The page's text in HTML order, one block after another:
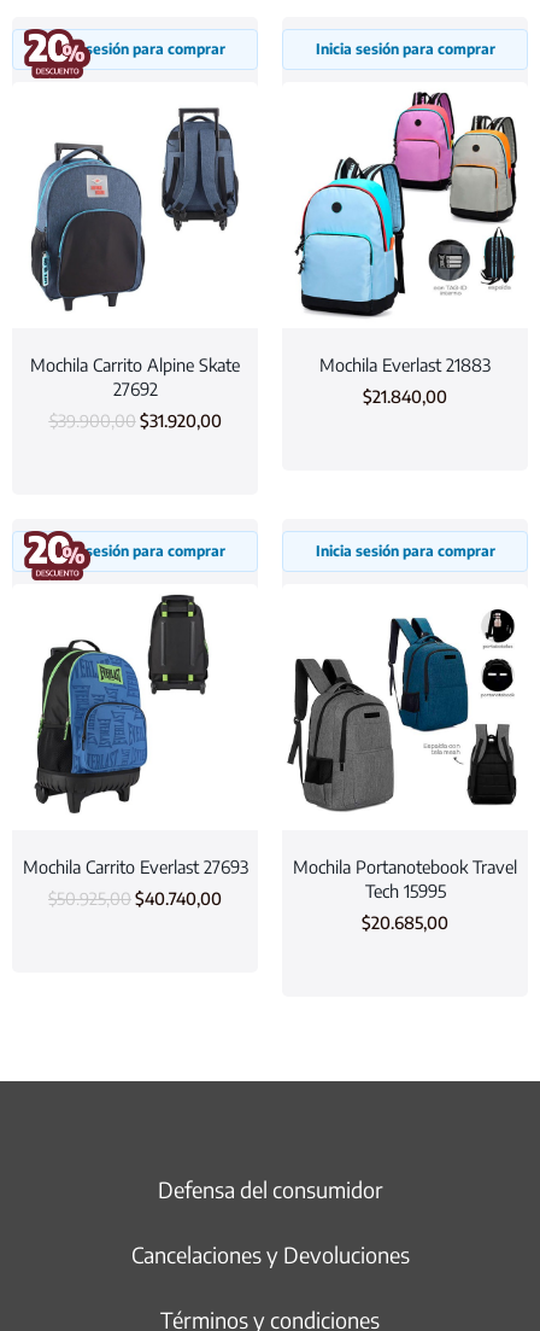
Inicia sesión para comprar
Mochila Carrito Alpine Skate
27692
$39.900,00 $31.920,00
Inicia sesión para comprar
Mochila Everlast 21883
$21.840,00
Inicia sesión para comprar
Mochila Carrito Everlast 27693
$50.925,00$40.740,00
Inicia sesión para comprar
Mochila Portanotebook Travel
Tech 15995
$20.685,00
Defensa del consumidor
Cancelaciones y Devoluciones
Términos y condiciones